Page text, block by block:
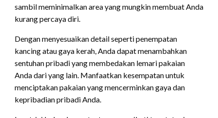
sambil meminimalkan area yang mungkin membuat Anda
kurang percaya diri.
Dengan menyesuaikan detail seperti penempatan
kancing atau gaya kerah, Anda dapat menambahkan
sentuhan pribadi yang membedakan lemari pakaian
Anda dari yang lain. Manfaatkan kesempatan untuk
menciptakan pakaian yang mencerminkan gaya dan
kepribadian pribadi Anda.